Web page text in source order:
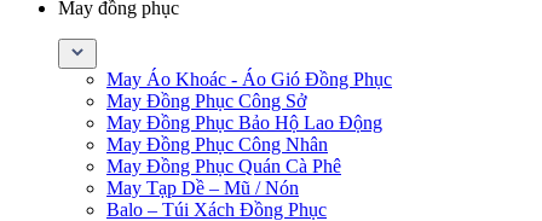
May đồng phục
May Áo Khoác - Áo Gió Đồng Phục
May Đồng Phục Công Sở
May Đồng Phục Bảo Hộ Lao Động
May Đồng Phục Công Nhân
May Đồng Phục Quán Cà Phê
May Tạp Dề – Mũ / Nón
Balo – Túi Xách Đồng Phục